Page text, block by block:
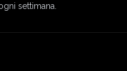
settimana.